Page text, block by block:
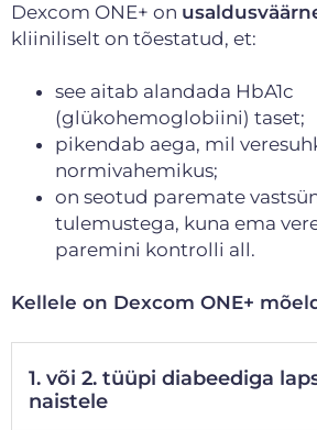
Dexcom ONE+ on
kliiniliselt on tõestatud, et:
see aitab alandada HbA1c
(glükohemoglobiini) taset;
pikendab aega, mil
normivahemikus;
on seotud paremate
tulemustega, kuna ema
paremini kontrolli all.
Kellele on Dexcom ONE+
1. või 2. tüüpi diabeediga
naistele